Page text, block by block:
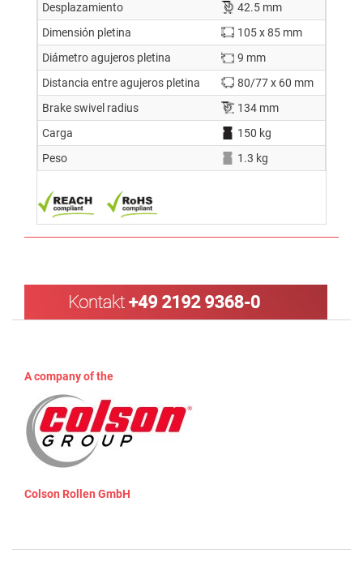
Desplazamiento
42.5 mm
Dimensión pletina
105 x 85 mm
Diámetro agujeros pletina
9 mm
Distancia entre agujeros pletina
80/77 x 60 mm
Brake swivel radius
134 mm
Carga
150 kg
Peso
1.3 kg
A company of the
Colson Rollen GmbH